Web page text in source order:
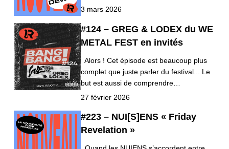
3 mars 2026
#124 – GREG & LODEX du WE
METAL FEST en invités
Alors ! Cet épisode est beaucoup plus
complet que juste parler du festival... Le
but est aussi de comprendre…
27 février 2026
#223 – NUI[S]ENS « Friday
Revelation »